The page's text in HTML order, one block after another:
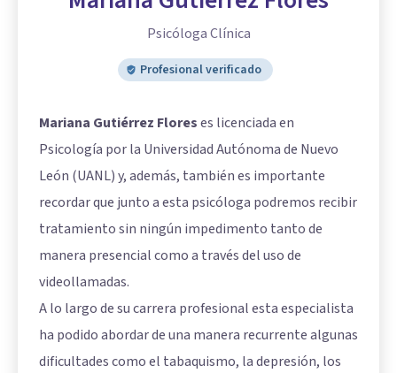
Psicóloga Clínica
Profesional verificado
Mariana Gutiérrez Floreses licenciada en
Psicología por la Universidad Autónoma de Nuevo
León (UANL) y, además, también es importante
recordar que junto a esta psicóloga podremos recibir
tratamiento sin ningún impedimento tanto de
manera presencial como a través del uso de
videollamadas.
A lo largo de su carrera profesional esta especialista
ha podido abordar de una manera recurrente algunas
dificultades como el tabaquismo, la depresión, los